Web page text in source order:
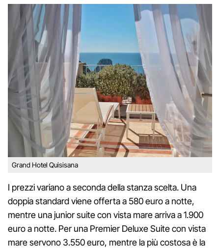
Grand Hotel Quisisana
I prezzi variano a seconda della stanza scelta. Una
doppia standard viene offerta a 580 euro a notte,
mentre una junior suite con vista mare arriva a 1.900
euro a notte. Per una Premier Deluxe Suite con vista
mare servono 3.550 euro, mentre la più costosa è la